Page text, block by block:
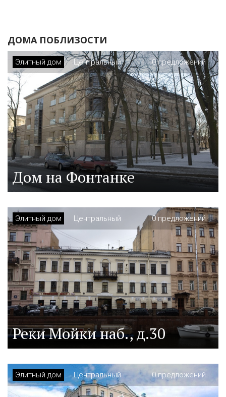
ДОМА ПОБЛИЗОСТИ
Элитный дом Центральный 0 предложений
Дом на Фонтанке
Элитный дом Центральный 0 предложений
Реки Мойки наб., д.30
Элитный дом Центральный 0 предложений